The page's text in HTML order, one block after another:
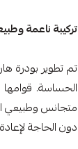
تركيبة ناعمة
تم تطوير بودرة
الحساسة.
متجانس وطبيعي
دون الحاجة